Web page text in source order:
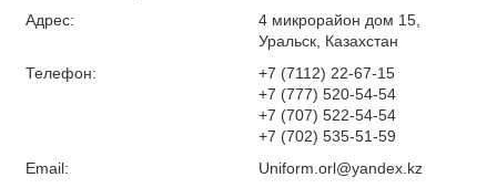
Адрес:
4 микрорайон дом 15,
Уральск, Казахстан
Телефон:
+7 (7112) 22-67-15
+7 (777) 520-54-54
+7 (707) 522-54-54
+7 (702) 535-51-59
Email:
Uniform.orl@yandex.kz